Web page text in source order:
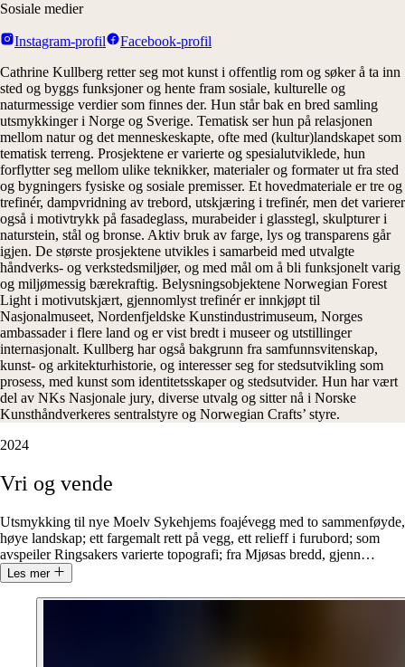
Sosiale medier
Instagram-profil
Facebook-profil
Cathrine Kullberg retter seg mot kunst i offentlig rom og søker å ta inn
sted og byggs funksjoner og hente fram sosiale, kulturelle og
naturmessige verdier som finnes der. Hun står bak en bred samling
utsmykkinger i Norge og Sverige. Tematisk ser hun på relasjonen
mellom natur og det menneskeskapte, ofte med (kultur)landskapet som
tematisk terreng. Prosjektene er varierte og spesialutviklede, hun
forflytter seg mellom ulike teknikker, materialer og formater ut fra sted
og bygningers fysiske og sosiale premisser. Et hovedmateriale er tre og
trefinér, dampvridning av trebord, utskjæring i trefinér, men det varierer
også i motivtrykk på fasadeglass, murabeider i glasstegl, skulpturer i
naturstein, stål og bronse. Aktiv bruk av farge, lys og transparens går
igjen. De største prosjektene utvikles i samarbeid med utvalgte
håndverks- og verkstedsmiljøer, og med mål om å bli funksjonelt varig
og miljømessig bærekraftig. Belysningsobjektene Norwegian Forest
Light i motivutskjært, gjennomlyst trefinér er innkjøpt til
Nasjonalmuseet, Nordenfjeldske Kunstindustrimuseum, Norges
ambassader i flere land og er vist bredt i museer og utstillinger
internasjonalt. Kullberg har også bakgrunn fra samfunnsvitenskap,
kunst- og arkitekturhistorie, og interesser seg for stedsutvikling som
prosess, med kunst som identitetsskaper og stedsutvider. Hun har vært
del av NKs Nasjonale jury, diverse utvalg og sitter nå i Norske
Kunsthåndverkeres sentralstyre og Norwegian Crafts’ styre.
2024
Vr‌i og vende
Utsmykking til nye Moelv Sykehjems foajévegg med to sammenføyde,
høye landskap; ett fargemalt rett på vegg, ett relieff i furubord; som
avspeiler Ringsakers varierte topografi; fra Mjøsas bredd, gjenn…
Les mer